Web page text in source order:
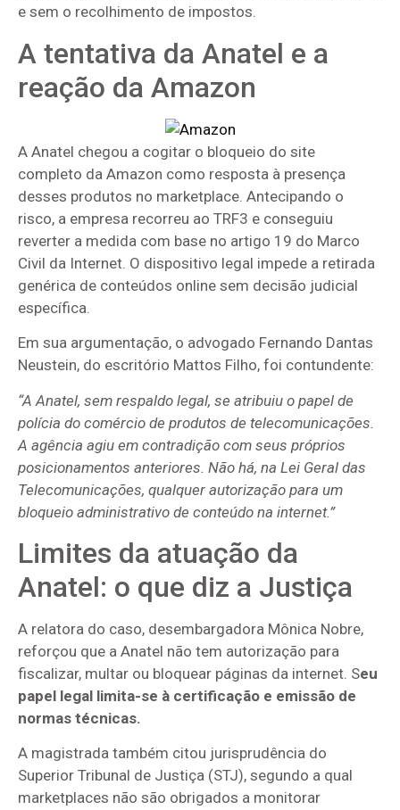
e sem o recolhimento de impostos.
A tentativa da Anatel e a
reação da Amazon
A Anatel chegou a cogitar o bloqueio do site
completo da Amazon como resposta à presença
desses produtos no marketplace. Antecipando o
risco, a empresa recorreu ao TRF3 e conseguiu
reverter a medida com base no artigo 19 do Marco
Civil da Internet. O dispositivo legal impede a retirada
genérica de conteúdos online sem decisão judicial
específica.
Em sua argumentação, o advogado Fernando Dantas
Neustein, do escritório Mattos Filho, foi contundente:
“A Anatel, sem respaldo legal, se atribuiu o papel de
polícia do comércio de produtos de telecomunicações.
A agência agiu em contradição com seus próprios
posicionamentos anteriores. Não há, na Lei Geral das
Telecomunicações, qualquer autorização para um
bloqueio administrativo de conteúdo na internet.”
Limites da atuação da
Anatel: o que diz a Justiça
A relatora do caso, desembargadora Mônica Nobre,
reforçou que a Anatel não tem autorização para
fiscalizar, multar ou bloquear páginas da internet. Seu
papel legal limita-se à certificação e emissão de
normas técnicas.
A magistrada também citou jurisprudência do
Superior Tribunal de Justiça (STJ), segundo a qual
marketplaces não são obrigados a monitorar